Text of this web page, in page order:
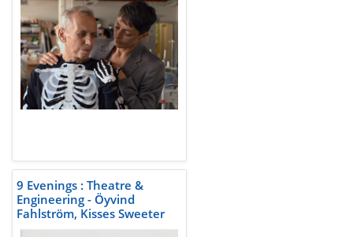
9 Evenings : Theatre &
Engineering - Öyvind
Fahlström, Kisses Sweeter
than Wine